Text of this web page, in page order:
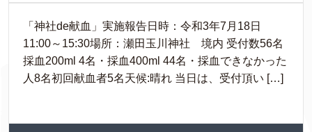
「神社de献血」実施報告日時：令和3年7月18日
11:00～15:30場所：瀬田玉川神社 境内 受付数56名
採血200ml 4名・採血400ml 44名・採血できなかった
人8名初回献血者5名天候:晴れ 当日は、受付頂い […]